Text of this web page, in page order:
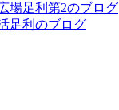
場足利第2のブログ
足利のブログ